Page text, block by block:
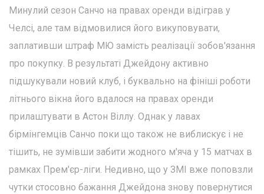
Минулий сезон Санчо на правах оренди відіграв у
Челсі, але там відмовилися його викуповувати,
заплативши штраф МЮ замість реалізації зобов'язання
про покупку. В результаті Джейдону активно
підшукували новий клуб, і буквально на фініші роботи
літнього вікна його вдалося на правах оренди
прилаштувати в Астон Віллу. Однак у лавах
бірмінгемців Санчо поки що також не виблискує і не
тішить, не зумівши забити жодного м'яча у 15 матчах в
рамках Прем'єр-ліги. Недивно, що у ЗМІ вже поповзли
чутки стосовно бажання Джейдона знову повернутися